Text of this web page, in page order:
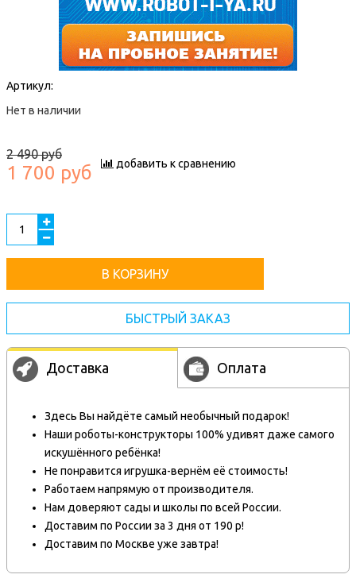
Артикул:
Нет в наличии
2 490 руб
1 700 руб добавить к сравнению
В КОРЗИНУ
БЫСТРЫЙ ЗАКАЗ
Доставка Оплата
Здесь Вы найдёте самый необычный подарок!
Наши роботы-конструкторы 100% удивят даже самого
искушённого ребёнка!
Не понравится игрушка-вернём её стоимость!
Работаем напрямую от производителя.
Нам доверяют сады и школы по всей России.
Доставим по России за 3 дня от 190 р!
Доставим по Москве уже завтра!